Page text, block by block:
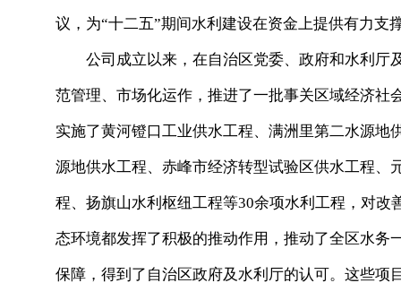
议，为“十二五”期间水利建设在资金上提供有力支
公司成立以来，在自治区党委、政府和水利厅
范管理、市场化运作，推进了一批事关区域经济
实施了黄河镫口工业供水工程、满洲里第二水源
源地供水工程、赤峰市经济转型试验区供水工程
程、扬旗山水利枢纽工程等30余项水利工程，对
态环境都发挥了积极的推动作用，推动了全区水
保障，得到了自治区政府及水利厅的认可。这些项